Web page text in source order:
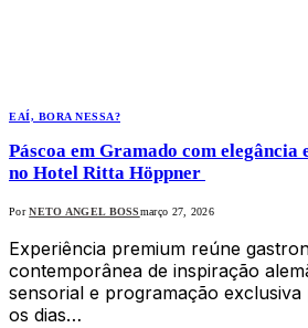
EAÍ, BORA NESSA?
Páscoa em Gramado com
no Hotel Ritta Höppner
Por NETO ANGEL BOSSmarço 27, 2026
Experiência premium reúne
contemporânea de inspiração
sensorial e programação
os dias…